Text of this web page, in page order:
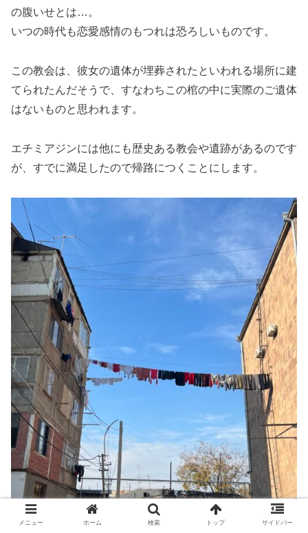
の腹いせとは…。
いつの時代も恋愛感情のもつれは恐ろしいものです。
この教会は、彼女の遺体が埋葬されたといわれる場所に建
てられたんだそうで、すなわちこの棺の中に実際のご遺体
はないものと思われます。
エチミアジンには他にも歴史ある教会や遺跡があるのです
が、すでに満足したので帰路につくことにします。
メニュー ホーム 検索 トップ サイドバー